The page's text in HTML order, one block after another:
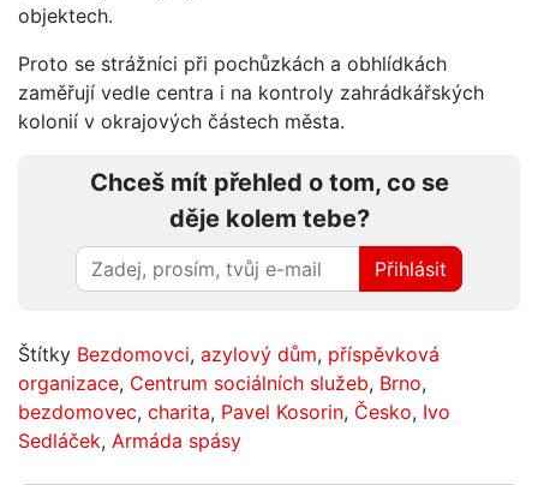
objektech.
Proto se strážníci při pochůzkách a obhlídkách
zaměřují vedle centra i na kontroly zahrádkářských
kolonií v okrajových částech města.
Chceš mít přehled o tom, co se
děje kolem tebe?
Přihlásit
Štítky Bezdomovci, azylový dům, příspěvková
organizace, Centrum sociálních služeb, Brno,
bezdomovec, charita, Pavel Kosorin, Česko, Ivo
Sedláček, Armáda spásy